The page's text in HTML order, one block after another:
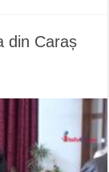
din Caraș